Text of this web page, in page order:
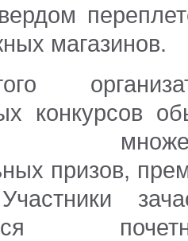
магазинов.
конкурсов
призов,